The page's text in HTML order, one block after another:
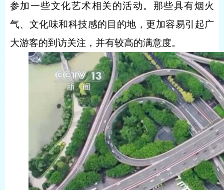
参加一些文化艺术相关的活动。那些具有烟火
气、文化味和科技感的目的地，更加容易引起广
大游客的到访关注，并有较高的满意度。